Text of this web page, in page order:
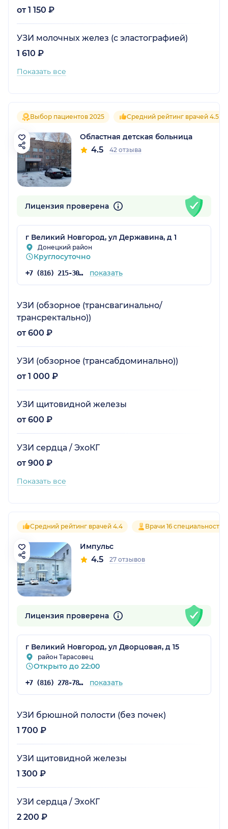
от 1 150 ₽
УЗИ молочных желез (с эластографией)
1 610 ₽
Показать все
Выбор пациентов 2025 Средний рейтинг врачей 4.5
Областная детская больница
4.5 42 отзыва
Лицензия проверена
г Великий Новгород, ул Державина, д 1
Донецкий район
Круглосуточно
+7 (816) 215-30-03 показать
УЗИ (обзорное (трансвагинально/
трансректально))
от 600 ₽
УЗИ (обзорное (трансабдоминально))
от 1 000 ₽
УЗИ щитовидной железы
от 600 ₽
УЗИ сердца / ЭхоКГ
от 900 ₽
Показать все
Средний рейтинг врачей 4.4 Врачи 16 специальностей
Импульс
4.5 27 отзывов
Лицензия проверена
г Великий Новгород, ул Дворцовая, д 15
район Тарасовец
Открыто до 22:00
+7 (816) 278-78-15 показать
УЗИ брюшной полости (без почек)
1 700 ₽
УЗИ щитовидной железы
1 300 ₽
УЗИ сердца / ЭхоКГ
2 200 ₽